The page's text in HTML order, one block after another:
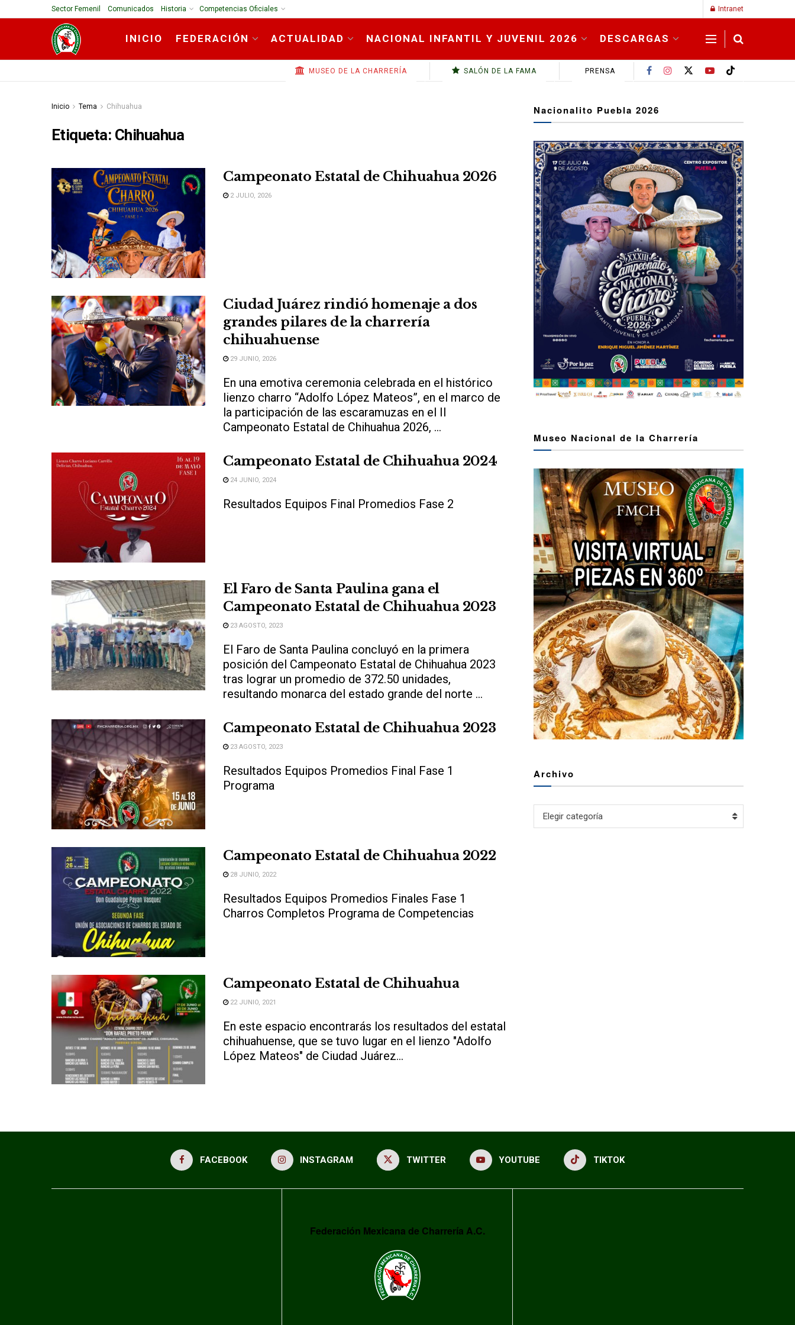
Sector Femenil Comunicados Historia Competencias Oficiales Intranet
INICIO FEDERACIÓN ACTUALIDAD NACIONAL INFANTIL Y JUVENIL 2026 DESCARGAS
MUSEO DE LA CHARRERÍA SALÓN DE LA FAMA PRENSA
Inicio Tema Chihuahua
Etiqueta: Chihuahua
Campeonato Estatal de Chihuahua 2026
2 JULIO, 2026
Ciudad Juárez rindió homenaje a dos
grandes pilares de la charrería
chihuahuense
29 JUNIO, 2026
En una emotiva ceremonia celebrada en el histórico
lienzo charro “Adolfo López Mateos”, en el marco de
la participación de las escaramuzas en el II
Campeonato Estatal de Chihuahua 2026, ...
Campeonato Estatal de Chihuahua 2024
24 JUNIO, 2024
Resultados Equipos Final Promedios Fase 2
El Faro de Santa Paulina gana el
Campeonato Estatal de Chihuahua 2023
23 AGOSTO, 2023
El Faro de Santa Paulina concluyó en la primera
posición del Campeonato Estatal de Chihuahua 2023
tras lograr un promedio de 372.50 unidades,
resultando monarca del estado grande del norte ...
Campeonato Estatal de Chihuahua 2023
23 AGOSTO, 2023
Resultados Equipos Promedios Final Fase 1
Programa
Campeonato Estatal de Chihuahua 2022
28 JUNIO, 2022
Resultados Equipos Promedios Finales Fase 1
Charros Completos Programa de Competencias
Campeonato Estatal de Chihuahua
22 JUNIO, 2021
En este espacio encontrarás los resultados del estatal
chihuahuense, que se tuvo lugar en el lienzo "Adolfo
López Mateos" de Ciudad Juárez...
Nacionalito Puebla 2026
Museo Nacional de la Charrería
Archivo
Archivo
Elegir categoría
FACEBOOK INSTAGRAM TWITTER YOUTUBE TIKTOK
Federación Mexicana de Charrería A.C.